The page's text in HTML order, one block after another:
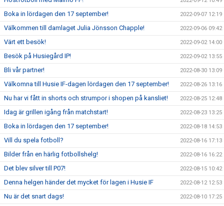
Boka in lördagen den 17 september! 2022-09-07 12:19
Välkommen till damlaget Julia Jönsson Chapple! 2022-09-06 09:42
Värt ett besök! 2022-09-02 14:00
Besök på Husiegård IP! 2022-09-02 13:55
Bli vår partner! 2022-08-30 13:09
Välkomna till Husie IF-dagen lördagen den 17 september! 2022-08-26 13:16
Nu har vi fått in shorts och strumpor i shopen på kansliet! 2022-08-25 12:48
Idag är grillen igång från matchstart! 2022-08-23 13:25
Boka in lördagen den 17 september! 2022-08-18 14:53
Vill du spela fotboll? 2022-08-16 17:13
Bilder från en härlig fotbollshelg! 2022-08-16 16:22
Det blev silver till P07! 2022-08-15 10:42
Denna helgen händer det mycket för lagen i Husie IF 2022-08-12 12:53
Nu är det snart dags! 2022-08-10 17:25